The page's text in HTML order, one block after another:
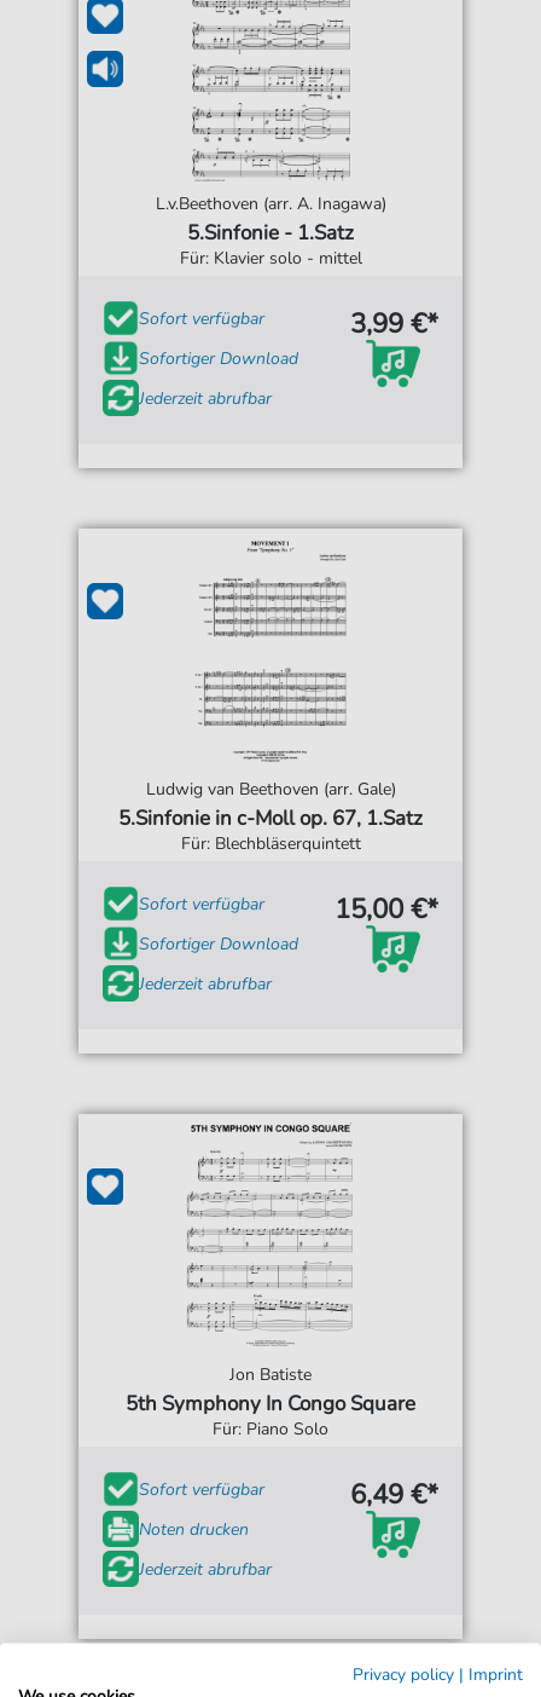
L.v.Beethoven (arr. A. Inagawa)
5.Sinfonie - 1.Satz
Für: Klavier solo - mittel
Sofort verfügbar
Sofortiger Download
Jederzeit abrufbar
3,99 €*
Ludwig van Beethoven (arr. Gale)
5.Sinfonie in c-Moll op. 67, 1.Satz
Für: Blechbläserquintett
Sofort verfügbar
Sofortiger Download
Jederzeit abrufbar
15,00 €*
Jon Batiste
5th Symphony In Congo Square
Für: Piano Solo
Sofort verfügbar
Noten drucken
Jederzeit abrufbar
6,49 €*
Privacy policy | Imprint